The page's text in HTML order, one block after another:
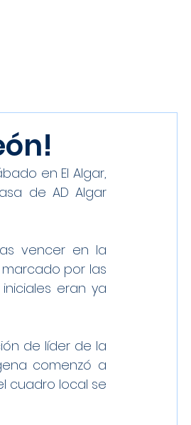
en El Algar,
de AD Algar
vencer en la
por las
eran ya
de líder de la
comenzó a
cuadro local se